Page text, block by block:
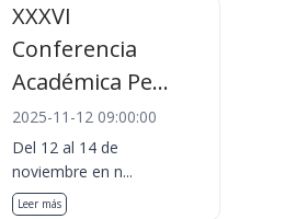
XXXVI
Conferencia
Académica Pe...
2025-11-12 09:00:00
Del 12 al 14 de
noviembre en n...
Leer más